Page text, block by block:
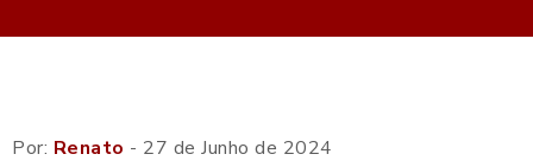
Por: Renato - 27 de Junho de 2024